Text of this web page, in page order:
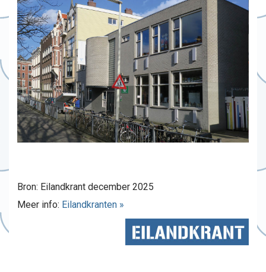
Bron: Eilandkrant december 2025
Meer info: Eilandkranten »